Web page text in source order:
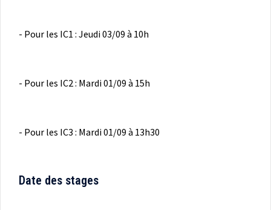
- Pour les IC1 : Jeudi 03/09 à 10h
- Pour les IC2 : Mardi 01/09 à 15h
- Pour les IC3 : Mardi 01/09 à 13h30
Date des stages